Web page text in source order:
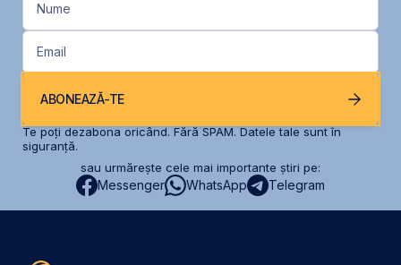
Nume
Email
ABONEAZĂ-TE
Te poți dezabona oricând. Fără SPAM. Datele tale sunt în
siguranță.
sau urmărește cele mai importante știri pe:
Messenger WhatsApp Telegram